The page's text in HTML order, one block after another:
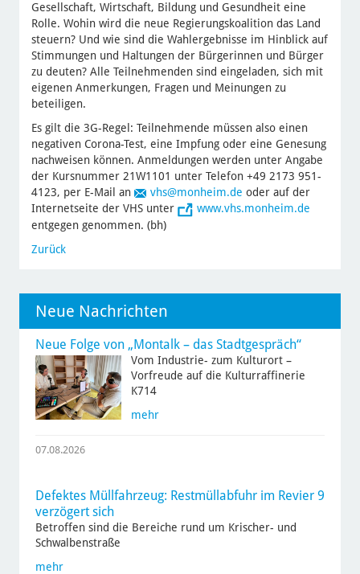
Gesellschaft, Wirtschaft, Bildung und Gesundheit eine
Rolle. Wohin wird die neue Regierungskoalition das Land
steuern? Und wie sind die Wahlergebnisse im Hinblick auf
Stimmungen und Haltungen der Bürgerinnen und Bürger
zu deuten? Alle Teilnehmenden sind eingeladen, sich mit
eigenen Anmerkungen, Fragen und Meinungen zu
beteiligen.
Es gilt die 3G-Regel: Teilnehmende müssen also einen
negativen Corona-Test, eine Impfung oder eine Genesung
nachweisen können. Anmeldungen werden unter Angabe
der Kursnummer 21W1101 unter Telefon +49 2173 951-
4123, per E-Mail an
vhs@monheim.de oder auf der
Internetseite der VHS unter
www.vhs.monheim.de
entgegen genommen. (bh)
Zurück
Neue Nachrichten
Neue Folge von „Montalk – das Stadtgespräch“
Vom Industrie- zum Kulturort –
Vorfreude auf die Kulturraffinerie
K714
mehr
07.08.2026
Defektes Müllfahrzeug: Restmüllabfuhr im Revier 9
verzögert sich
Betroffen sind die Bereiche rund um Krischer- und
Schwalbenstraße
mehr